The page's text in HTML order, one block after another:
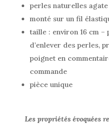
perles naturelles agate
monté sur un fil
taille : environ 16 cm –
d’enlever des perles,
poignet en
commande
pièce unique
Les propriétés évoquées